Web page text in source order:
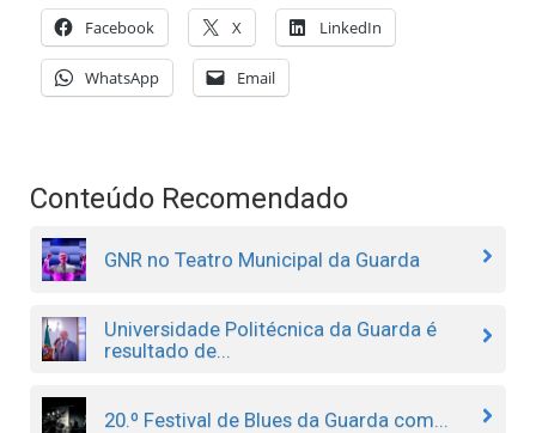
Facebook X LinkedIn
WhatsApp Email
Conteúdo Recomendado
GNR no Teatro Municipal da Guarda
Universidade Politécnica da Guarda é
resultado de...
20.º Festival de Blues da Guarda com...